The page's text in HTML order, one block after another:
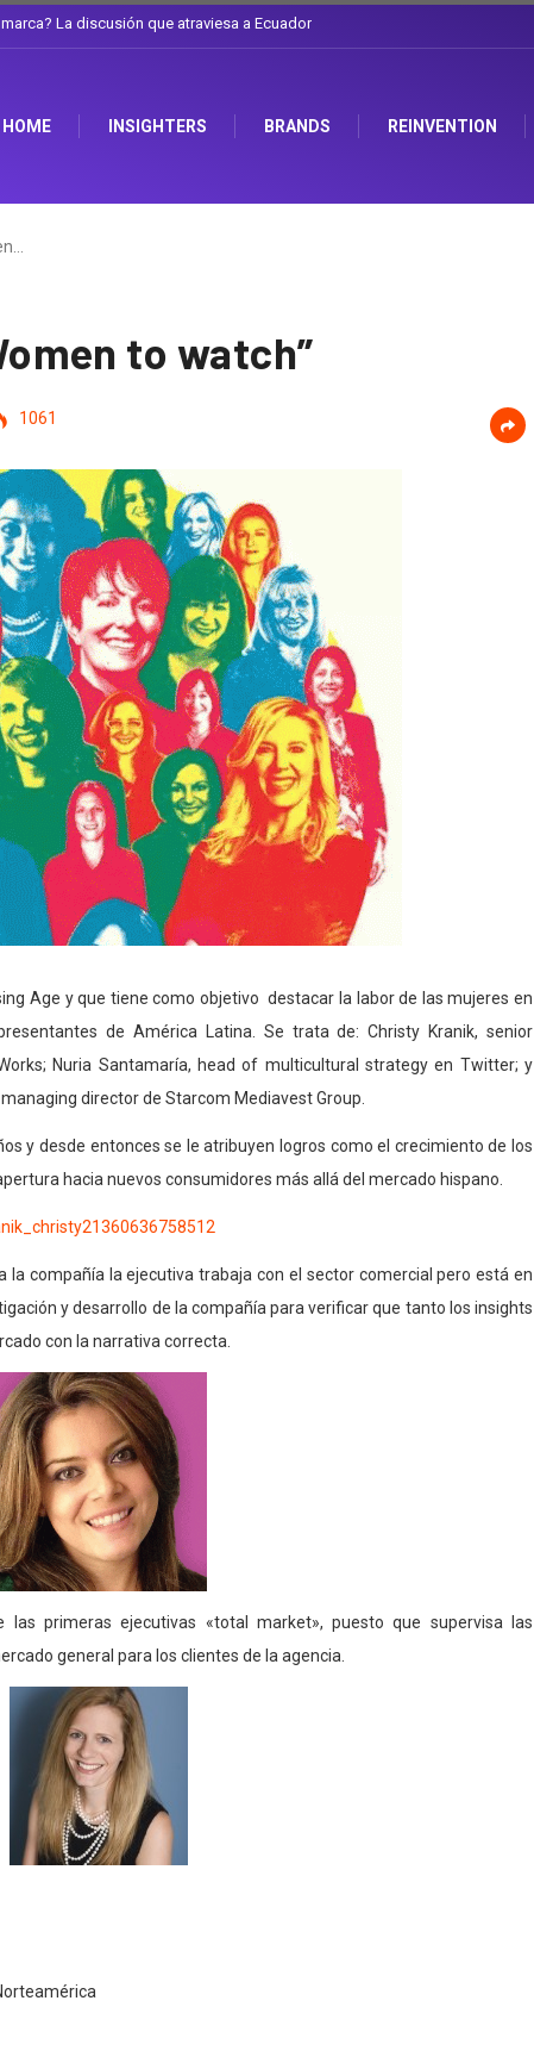
el sombrero en Corporación Favorita
HOME INSIGHTERS BRANDS REINVENTION
to watch”
1061
Age y que tiene como objetivo destacar la labor de las mujeres en
de América Latina. Se trata de: Christy Kranik, senior
Nuria Santamaría, head of multicultural strategy en Twitter; y
director de Starcom Mediavest Group.
y desde entonces se le atribuyen logros como el crecimiento de los
hacia nuevos consumidores más allá del mercado hispano.
la compañía la ejecutiva trabaja con el sector comercial pero está en
y desarrollo de la compañía para verificar que tanto los insights
con la narrativa correcta.
las primeras ejecutivas «total market», puesto que supervisa las
general para los clientes de la agencia.